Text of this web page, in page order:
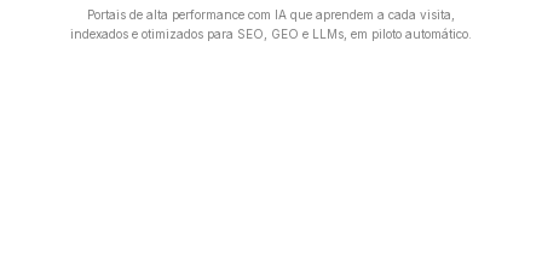
Portais de alta performance com IA que aprendem a cada visita,
indexados e otimizados para SEO, GEO e LLMs, em piloto automático.